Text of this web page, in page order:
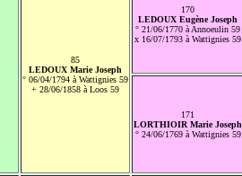
85
LEDOUX Marie Joseph
° 06/04/1794 à Wattignies 59
+ 28/06/1858 à Loos 59
170
LEDOUX Eugène Joseph
° 21/06/1770 à Annoeulin 59
x 16/07/1793 à Wattignies 59
171
LORTHIOIR Marie Joseph
° 24/06/1769 à Wattignies 59